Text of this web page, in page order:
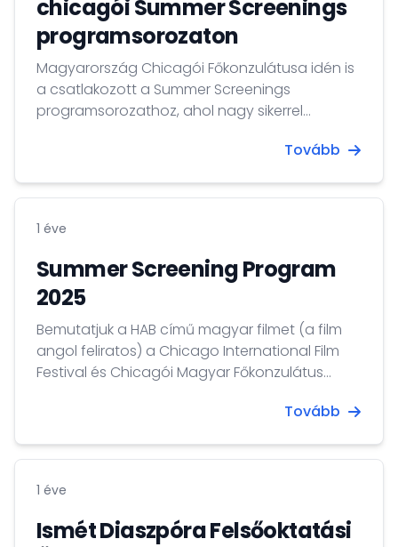
chicagói Summer Screenings
programsorozaton
Magyarország Chicagói Főkonzulátusa idén is
a csatlakozott a Summer Screenings
programsorozathoz, ahol nagy sikerrel
filmsorozat tematikájára egyaránt reflektáló
Tovább
1 éve
Summer Screening Program
2025
Bemutatjuk a HAB című magyar filmet (a film
angol feliratos) a Chicago International Film
Festival és Chicagói Magyar Főkonzulátus
Tovább
1 éve
Ismét Diaszpóra Felsőoktatási